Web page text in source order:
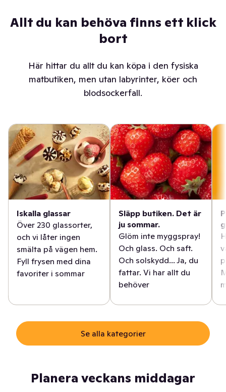
Allt du kan behöva finns ett klick
bort
Här hittar du allt du kan köpa i den fysiska
matbutiken, men utan labyrinter, köer och
blodsockerfall.
Iskalla glassar
Över 230 glassorter,
och vi låter ingen
smälta på vägen hem.
Fyll frysen med dina
favoriter i sommar
Släpp butiken. Det är
ju sommar.
Glöm inte myggspray!
Och glass. Och saft.
Och solskydd... Ja, du
fattar. Vi har allt du
behöver
Se alla kategorier
Planera veckans middagar